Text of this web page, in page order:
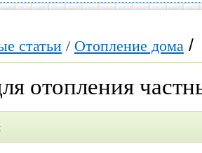
статьи / Отопление дома /
отопления